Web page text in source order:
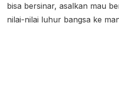
bisa bersinar, asalkan mau
nilai-nilai luhur bangsa ke